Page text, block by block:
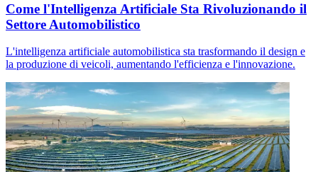
Come l'Intelligenza Artificiale Sta Rivoluzionando il
Settore Automobilistico
L'intelligenza artificiale automobilistica sta trasformando il design e
la produzione di veicoli, aumentando l'efficienza e l'innovazione.